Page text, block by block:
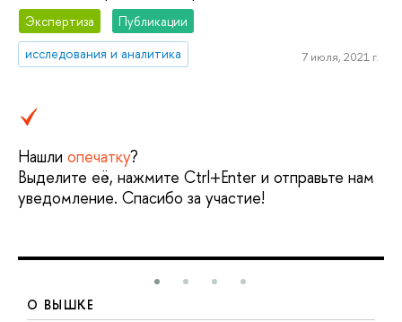
Экспертиза
Публикации
исследования и аналитика
7 июля, 2021 г.
Нашли опечатку?
Выделите её, нажмите Ctrl+Enter и отправьте нам
уведомление. Спасибо за участие!
О ВЫШКЕ